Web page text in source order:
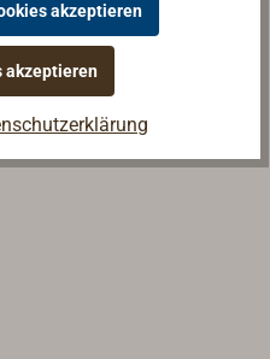
akzeptieren
akzeptieren